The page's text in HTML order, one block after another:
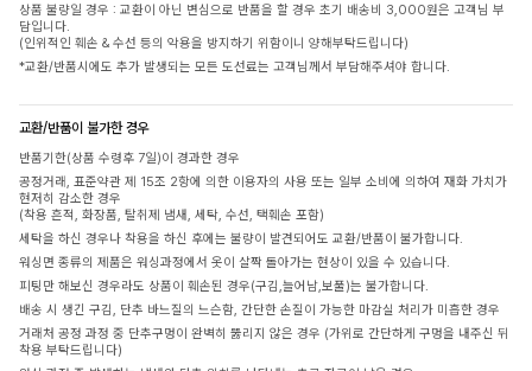
상품 불량일 경우 : 교환이 아닌 변심으로 반품을 할 경우 초기 배송비 3,000원은 고객님 부
담입니다.
(인위적인 훼손 & 수선 등의 악용을 방지하기 위함이니 양해부탁드립니다)
*교환/반품시에도 추가 발생되는 모든 도선료는 고객님께서 부담해주셔야 합니다.
교환/반품이 불가한 경우
반품기한(상품 수령후 7일)이 경과한 경우
공정거래, 표준약관 제 15조 2항에 의한 이용자의 사용 또는 일부 소비에 의하여 재화 가치가
현저히 감소한 경우
(착용 흔적, 화장품, 탈취제 냄새, 세탁, 수선, 택훼손 포함)
세탁을 하신 경우나 착용을 하신 후에는 불량이 발견되어도 교환/반품이 불가합니다.
워싱면 종류의 제품은 워싱과정에서 옷이 살짝 돌아가는 현상이 있을 수 있습니다.
피팅만 해보신 경우라도 상품이 훼손된 경우(구김,늘어남,보풀)는 불가합니다.
배송 시 생긴 구김, 단추 바느질의 느슨함, 간단한 손질이 가능한 마감실 처리가 미흡한 경우
거래처 공정 과정 중 단추구멍이 완벽히 뚫리지 않은 경우 (가위로 간단하게 구멍을 내주신 뒤
착용 부탁드립니다)